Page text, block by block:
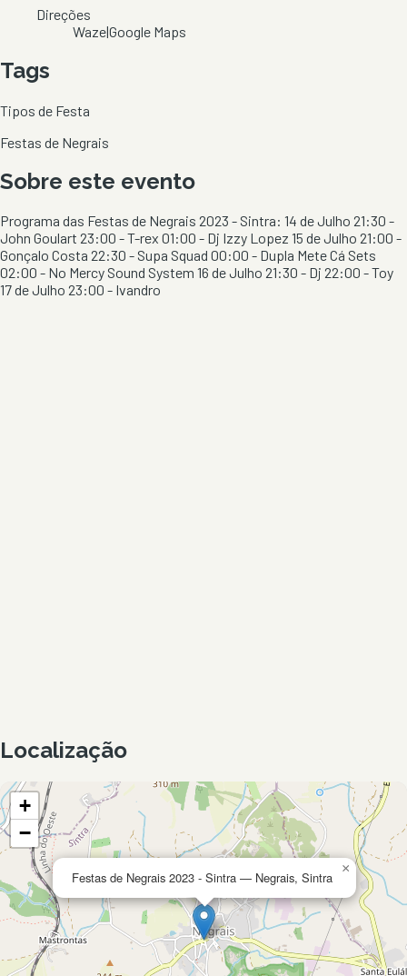
Direções
Waze|Google Maps
Tags
Tipos de Festa
Festas de Negrais
Sobre este evento
Programa das Festas de Negrais 2023 - Sintra: 14 de Julho 21:30 -
John Goulart 23:00 - T-rex 01:00 - Dj Izzy Lopez 15 de Julho 21:00 -
Gonçalo Costa 22:30 - Supa Squad 00:00 - Dupla Mete Cá Sets
02:00 - No Mercy Sound System 16 de Julho 21:30 - Dj 22:00 - Toy
17 de Julho 23:00 - Ivandro
Localização
Festas de Negrais 2023 - Sintra — Negrais, Sintra
×
+
−